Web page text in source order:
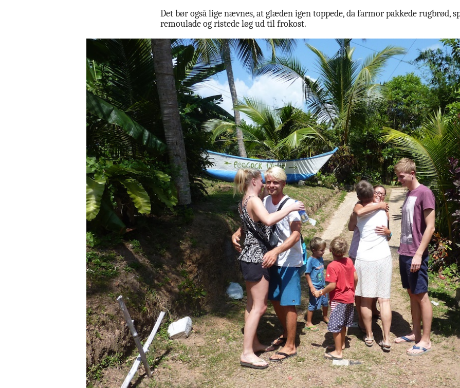
Det bør også lige nævnes, at glæden igen toppede, da farmor pakkede rugbrød,
remoulade og ristede løg ud til frokost.